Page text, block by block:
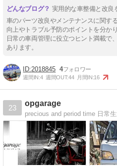
実用的な車整備と改良
車のパーツ改良やメンテナンスに関す
向上やトラブル予防のポイントを分か
日常の車両管理に役立つヒント満載で
あります。
2018845 4
週間IN:4 週間OUT:44 月間IN:16
23
opgarage